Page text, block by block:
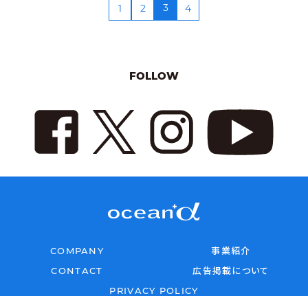
1 2 3 4
FOLLOW
COMPANY
事業紹介
CONTACT
広告掲載について
PRIVACY POLICY